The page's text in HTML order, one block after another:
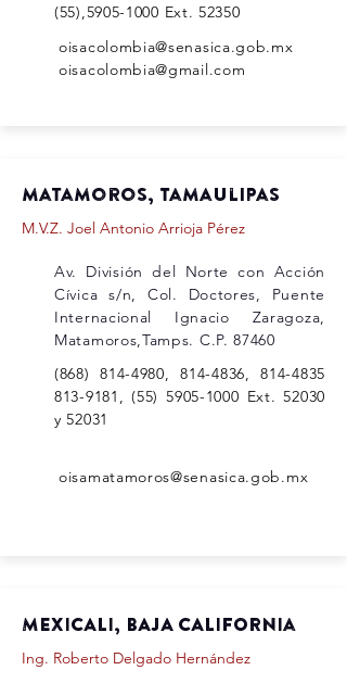
(55),5905-1000 Ext. 52350
oisacolombia@senasica.gob.mx
oisacolombia@gmail.com
matamoros, Tamaulipas
M.V.Z. Joel Antonio Arrioja Pérez
Av. División del Norte con Acción
Cívica s/n, Col. Doctores, Puente
Internacional Ignacio Zaragoza,
Matamoros,Tamps. C.P. 87460
(868) 814-4980,814-4836,814-4835
813-9181 ,(55) 5905-1000 Ext. 52030
y 52031
oisamatamoros@senasica.gob.mx
MEXICALI, BAJA CALIFORNIa
Ing. Roberto Delgado Hernández